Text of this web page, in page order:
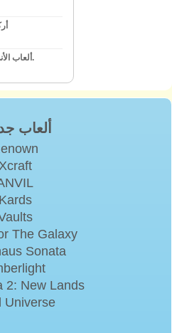
ألعاب الأندرويد.
ألعاب
Kards
The Galaxy
Sonata
2: New Lands
Universe